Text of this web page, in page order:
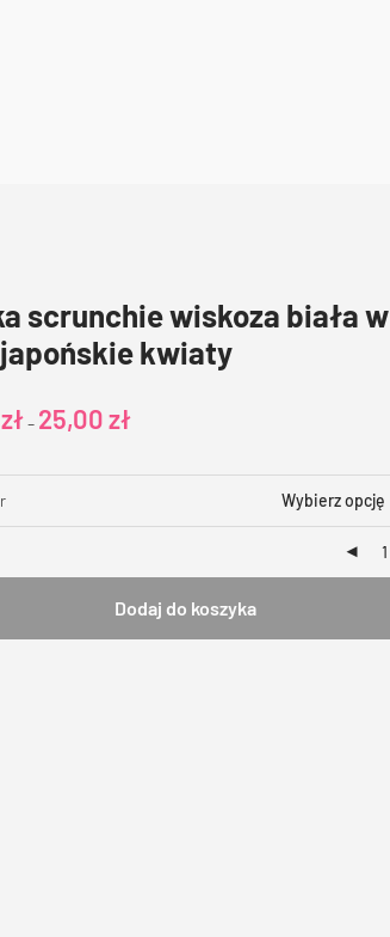
scrunchie wiskoza biała w
kwiaty
zł– 25,00zł
Wybierz opcję
Dodaj do koszyka